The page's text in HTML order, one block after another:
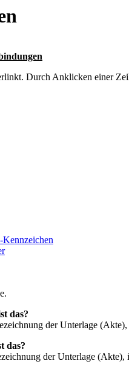
Durch Anklicken einer
das?
der Unterlage
das?
der Unterlage (Akte),